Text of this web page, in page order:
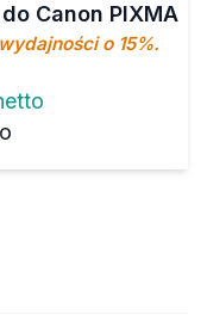
Canon PIXMA
o 15%.